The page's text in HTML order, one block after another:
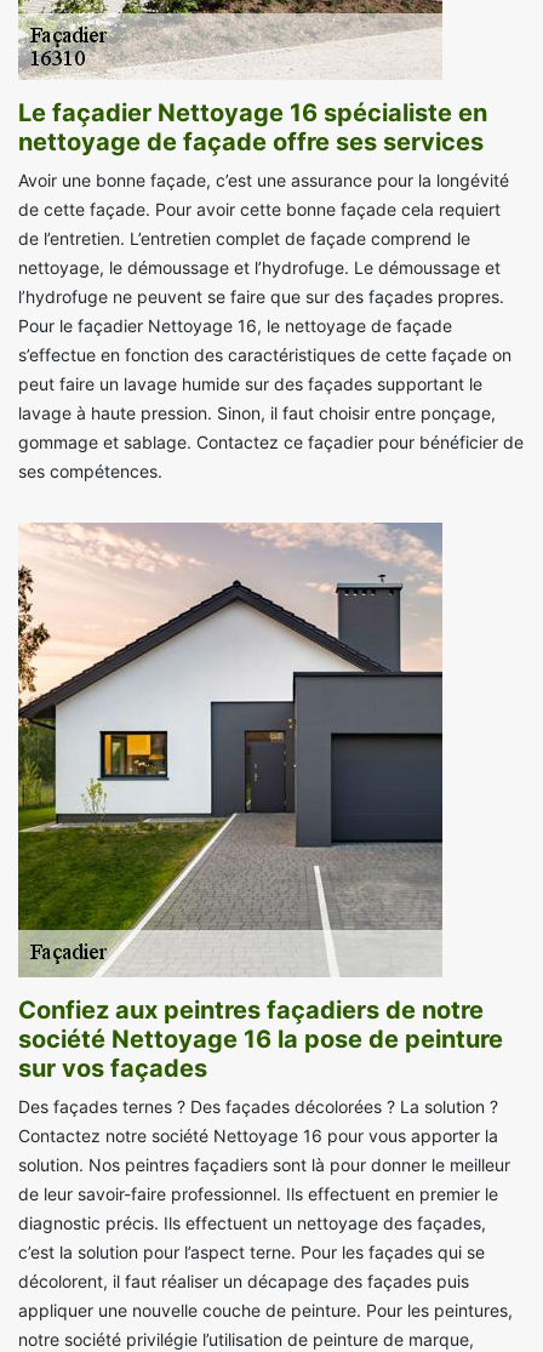
Le façadier Nettoyage 16 spécialiste en
nettoyage de façade offre ses services
Avoir une bonne façade, c’est une assurance pour la longévité
de cette façade. Pour avoir cette bonne façade cela requiert
de l’entretien. L’entretien complet de façade comprend le
nettoyage, le démoussage et l’hydrofuge. Le démoussage et
l’hydrofuge ne peuvent se faire que sur des façades propres.
Pour le façadier Nettoyage 16, le nettoyage de façade
s’effectue en fonction des caractéristiques de cette façade on
peut faire un lavage humide sur des façades supportant le
lavage à haute pression. Sinon, il faut choisir entre ponçage,
gommage et sablage. Contactez ce façadier pour bénéficier de
ses compétences.
Confiez aux peintres façadiers de notre
société Nettoyage 16 la pose de peinture
sur vos façades
Des façades ternes ? Des façades décolorées ? La solution ?
Contactez notre société Nettoyage 16 pour vous apporter la
solution. Nos peintres façadiers sont là pour donner le meilleur
de leur savoir-faire professionnel. Ils effectuent en premier le
diagnostic précis. Ils effectuent un nettoyage des façades,
c’est la solution pour l’aspect terne. Pour les façades qui se
décolorent, il faut réaliser un décapage des façades puis
appliquer une nouvelle couche de peinture. Pour les peintures,
notre société privilégie l’utilisation de peinture de marque,